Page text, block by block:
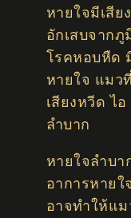
หายใจมีเสี
อักเสบจากภู
โรคหอบหืด
หายใจ แมว
เสียงหวีด ไ
ลำบาก
หายใจลำบ
อาการหาย
อาจทำให้แม